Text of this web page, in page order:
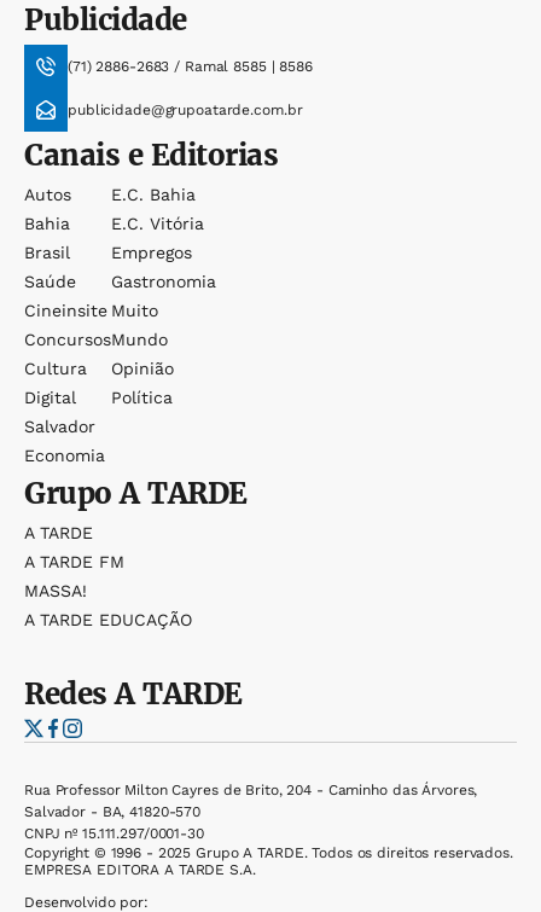
Publicidade
(71) 2886-2683 / Ramal 8585 | 8586
publicidade@grupoatarde.com.br
Canais e Editorias
Autos
Bahia
Brasil
Saúde
Cineinsite
Concursos
Cultura
Digital
Salvador
Economia
E.c. Bahia
E.c. Vitória
Empregos
Gastronomia
Muito
Mundo
Opinião
Política
GrupoA TARDE
A TARDE
A TARDE FM
MASSA!
A TARDE EDUCAÇÃO
RedesA TARDE
Rua Professor Milton Cayres de Brito, 204 - Caminho das Árvores,
Salvador - BA, 41820-570
CNPJ nº 15.111.297/0001-30
Copyright © 1996 - 2025 Grupo A TARDE. Todos os direitos reservados.
EMPRESA EDITORA A TARDE S.A.
Desenvolvido por: